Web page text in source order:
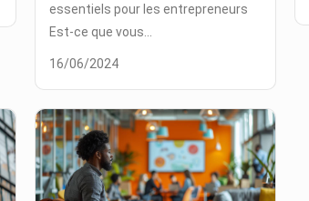
essentiels pour les entrepreneurs
Est-ce que vous...
16/06/2024